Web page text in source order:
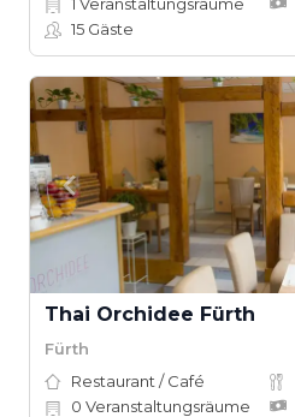
15 Gäste
Thai Orchidee Fürth
Fürth
Restaurant / Café
0 Veranstaltungsräume